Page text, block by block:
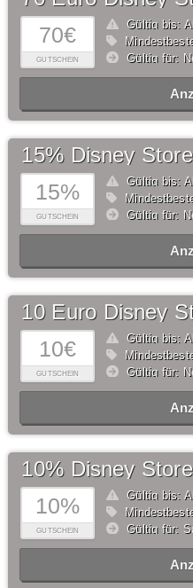
70€
GUTSCHEIN
Gültig bis:
Gültig für:
15%
GUTSCHEIN
15% Disney
Gültig bis:
Gültig für:
10€
GUTSCHEIN
10 Euro Disney
Gültig bis:
Gültig für:
10%
GUTSCHEIN
10% Disney
Gültig bis:
Gültig für: